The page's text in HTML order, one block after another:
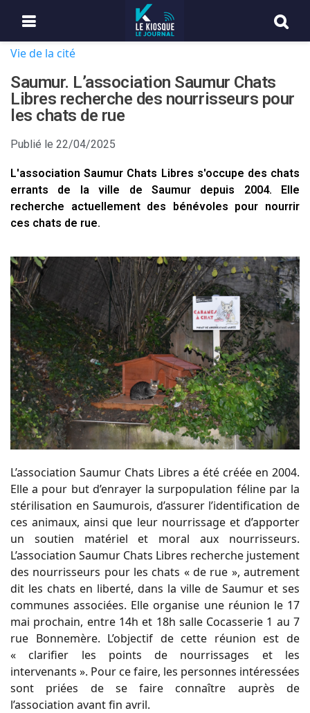
Vie de la cité
Saumur. L’association Saumur Chats
Libres recherche des nourrisseurs pour
les chats de rue
Publié le 22/04/2025
L'association Saumur Chats Libres s'occupe des chats
errants de la ville de Saumur depuis 2004. Elle
recherche actuellement des bénévoles pour nourrir
ces chats de rue.
L’association Saumur Chats Libres a été créée en 2004.
Elle a pour but d’enrayer la surpopulation féline par la
stérilisation en Saumurois, d’assurer l’identification de
ces animaux, ainsi que leur nourrissage et d’apporter
un soutien matériel et moral aux nourrisseurs.
L’association Saumur Chats Libres recherche justement
des nourrisseurs pour les chats « de rue », autrement
dit les chats en liberté, dans la ville de Saumur et ses
communes associées. Elle organise une réunion le 17
mai prochain, entre 14h et 18h salle Cocasserie 1 au 7
rue Bonnemère. L’objectif de cette réunion est de
« clarifier les points de nourrissages et les
intervenants ». Pour ce faire, les personnes intéressées
sont priées de se faire connaître auprès de
l’association avant fin avril.